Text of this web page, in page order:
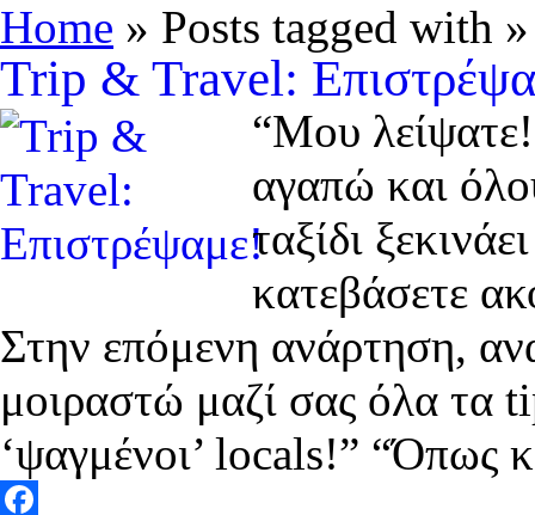
Home » Posts tagged with
Trip & Travel:
“Μου
αγαπώ και
ταξίδι
κατεβάσετε
Στην επόμενη ανάρτηση,
μοιραστώ μαζί σας όλα τα
‘ψαγμένοι’ locals!” “Όπως